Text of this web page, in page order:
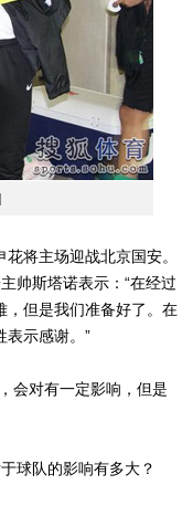
将主场迎战北京国安。
帅斯塔诺表示：“在经过
，但是我们准备好了。在
表示感谢。”
会对有一定影响，但是
球队的影响有多大？